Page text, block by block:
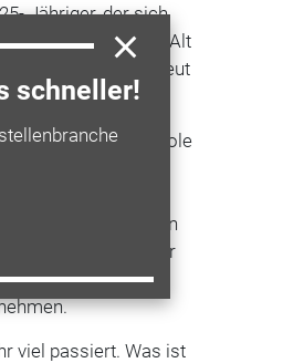
schneller!
Jähriger, der sich
bei Jung und Alt
Lieferanten freut
eigene Waschpistole
lassen wir
arbeiten mit einigen
möchten wir weiter
Händler für uns
viel passiert. Was ist